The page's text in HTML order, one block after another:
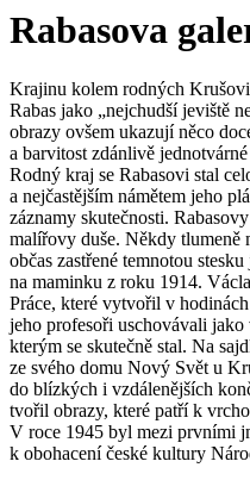
Rabasova
Krajinu kolem rodných
Rabas jako „nejchudší jeviště
obrazy ovšem ukazují něco
a barvitost zdánlivě
Rodný kraj se Rabasovi stal
a nejčastějším námětem jeho
záznamy skutečnosti.
malířovy duše. Někdy tlumeně
občas zastřené temnotou
na maminku z roku 1914.
Práce, které vytvořil v
jeho profesoři uschovávali
kterým se skutečně stal. Na
ze svého domu Nový Svět u
do blízkých i vzdálenějších
tvořil obrazy, které patří k
V roce 1945 byl mezi prvními
k obohacení české kultury